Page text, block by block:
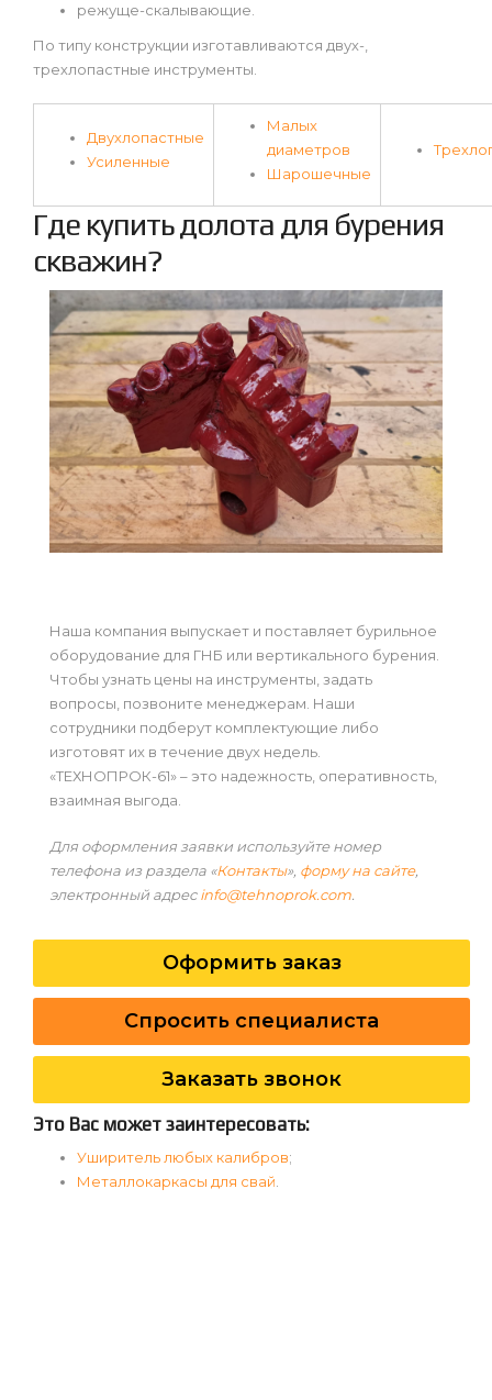
режуще-скалывающие.
По типу конструкции изготавливаются двух-,
трехлопастные инструменты.
Двухлопастные
Усиленные
Малых
диаметров
Шарошечные
Где купить долота для бурения
скважин?
Наша компания выпускает и поставляет бурильное
оборудование для ГНБ или вертикального бурения.
Чтобы узнать цены на инструменты, задать
вопросы, позвоните менеджерам. Наши
сотрудники подберут комплектующие либо
изготовят их в течение двух недель.
«ТЕХНОПРОК-61» – это надежность, оперативность,
взаимная выгода.
Для оформления заявки используйте номер
телефона из раздела «Контакты», форму на сайте,
электронный адресinfo@tehnoprok.com.
Оформить заказ
Спросить специалиста
Заказать звонок
Это Вас может заинтересовать:
Уширитель любых калибров;
Металлокаркасы для свай